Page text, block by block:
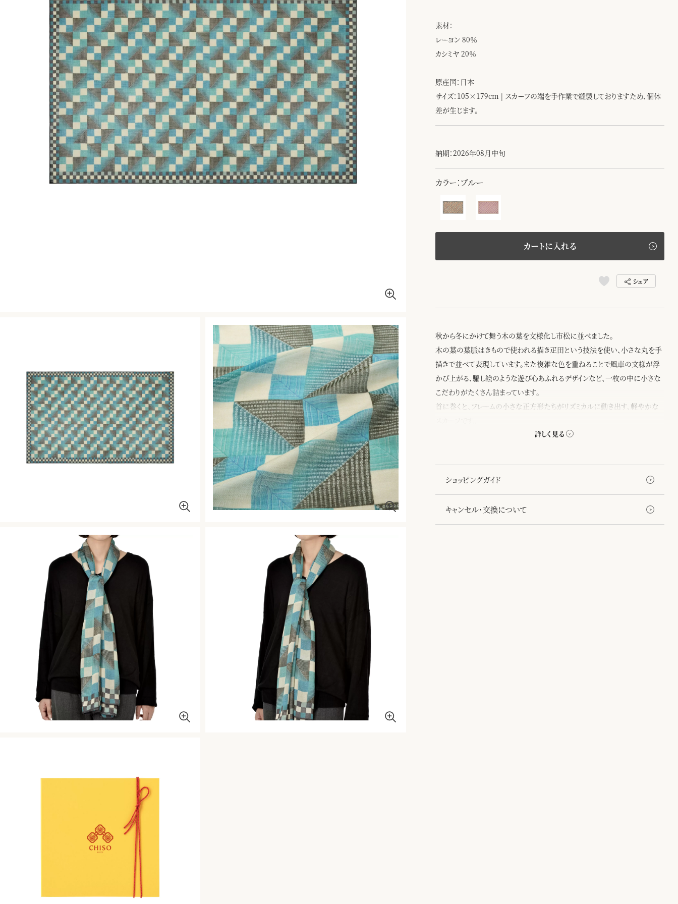
素材：
レーヨン 80％
カシミヤ 20％
原産国：日本
サイズ：105×179cm | スカーフの端を手作業で縫製しておりますため、個体
差が生じます。
納期：2026年08月中旬
カラー：ブルー
カートに入れる
シェア
秋から冬にかけて舞う木の葉を文様化し市松に並べました。
木の葉の葉脈はきもので使われる描き疋田という技法を使い、小さな丸を手
描きで並べて表現しています。また複雑な色を重ねることで風車の文様が浮
かび上がる、騙し絵のような遊び心あふれるデザインなど、一枚の中に小さな
こだわりがたくさん詰まっています。
首に巻くと、フレームの小さな正方形たちがリズミカルに動き出す、軽やかな
コレクション。肌寒くなる季節に合わせて温かいカシミヤ混の生地を使い、図
案を手描きで描くことで柔らかさを出しています。馴染みのある長方形や、落
ショッピングガイド
キャンセル・交換について